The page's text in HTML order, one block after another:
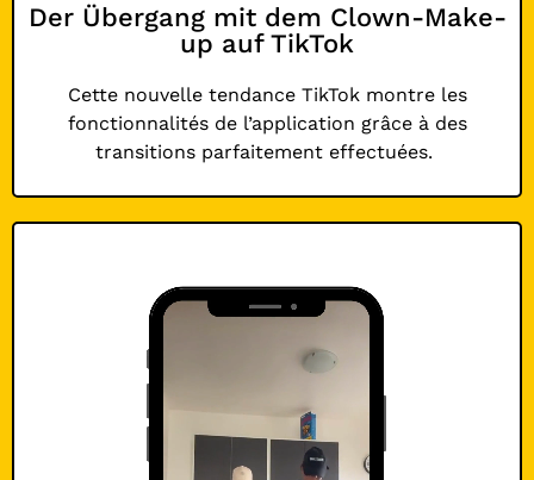
Der Übergang mit dem Clown-Make-
up auf TikTok
Cette nouvelle tendance TikTok montre les
fonctionnalités de l’application grâce à des
transitions parfaitement effectuées.